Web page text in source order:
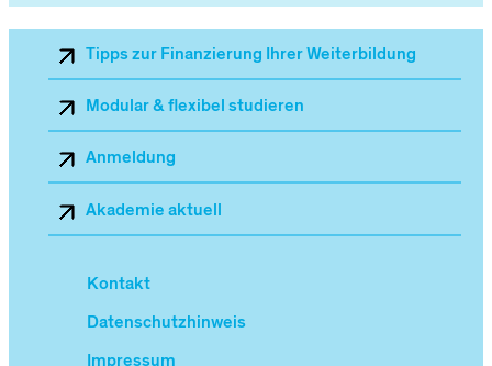
Sekundärnavigation_Mobile
Tipps zur Finanzierung Ihrer Weiterbildung
Modular & flexibel studieren
Anmeldung
Akademie aktuell
Kontakt
Datenschutzhinweis
Impressum